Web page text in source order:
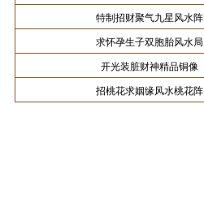
特制招财聚气九星风水阵
求怀孕生子双胞胎风水局
开光装脏财神精品铜像
招桃花求姻缘风水桃花阵